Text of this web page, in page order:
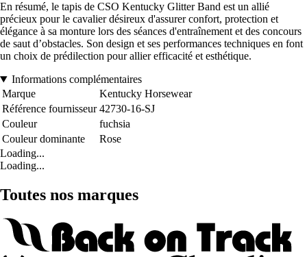
En résumé, le tapis de CSO Kentucky Glitter Band est un allié
précieux pour le cavalier désireux d'assurer confort, protection et
élégance à sa monture lors des séances d'entraînement et des concours
de saut d’obstacles. Son design et ses performances techniques en font
un choix de prédilection pour allier efficacité et esthétique.
Informations complémentaires
Marque
Kentucky Horsewear
Référence fournisseur 42730-16-SJ
Couleur
fuchsia
Couleur dominante
Rose
Loading...
Loading...
Toutes nos marques